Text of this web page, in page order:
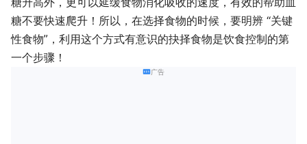
糖不要快速爬升！所以，在选择食物的时候，要明辨 “关键
性食物”，利用这个方式有意识的抉择食物是饮食控制的第
一个步骤！
广告